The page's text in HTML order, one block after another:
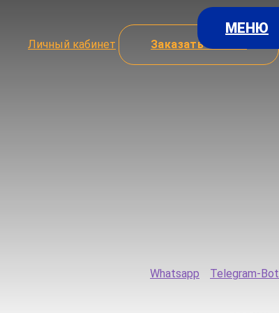
МЕНЮ
Личный кабинет Заказать звонок
Whatsapp Telegram-Bot